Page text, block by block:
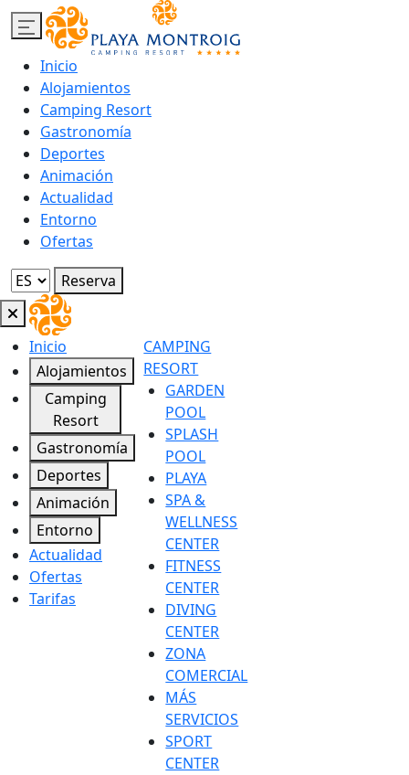
Inicio
Alojamientos
Camping Resort
Gastronomía
Deportes
Animación
Actualidad
Entorno
Ofertas
Reserva
Inicio
Alojamientos
Camping
Resort
Gastronomía
Deportes
Animación
Entorno
Actualidad
Ofertas
Tarifas
CAMPING
RESORT
GARDEN
POOL
SPLASH
POOL
PLAYA
SPA &
WELLNESS
CENTER
FITNESS
CENTER
DIVING
CENTER
ZONA
COMERCIAL
MÁS
SERVICIOS
SPORT
CENTER